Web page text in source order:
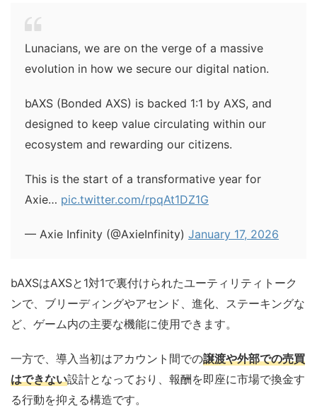
Lunacians, we are on the verge of a massive
evolution in how we secure our digital nation.
bAXS (Bonded AXS) is backed 1:1 by AXS, and
designed to keep value circulating within our
ecosystem and rewarding our citizens.
This is the start of a transformative year for
Axie… pic.twitter.com/rpqAt1DZ1G
— Axie Infinity (@AxieInfinity) January 17, 2026
bAXSはAXSと1対1で裏付けられたユーティリティトーク
ンで、ブリーディングやアセンド、進化、ステーキングな
ど、ゲーム内の主要な機能に使用できます。
一方で、導入当初はアカウント間での譲渡や外部での売買
はできない設計となっており、報酬を即座に市場で換金す
る行動を抑える構造です。